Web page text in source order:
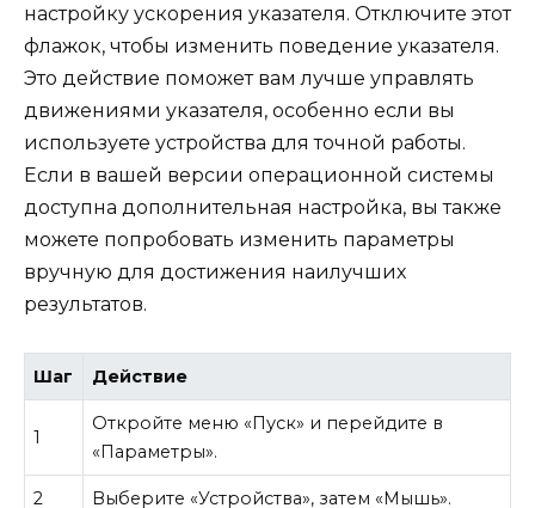
настройку ускорения указателя. Отключите этот
флажок, чтобы изменить поведение указателя.
Это действие поможет вам лучше управлять
движениями указателя, особенно если вы
используете устройства для точной работы.
Если в вашей версии операционной системы
доступна дополнительная настройка, вы также
можете попробовать изменить параметры
вручную для достижения наилучших
результатов.
Шаг Действие
1
Откройте меню «Пуск» и перейдите в
«Параметры».
2 Выберите «Устройства», затем «Мышь».